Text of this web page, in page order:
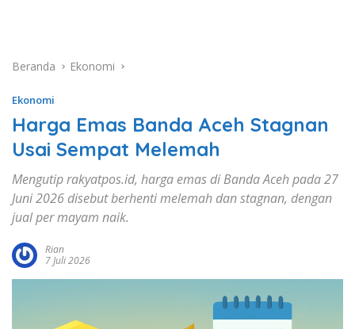
Beranda Ekonomi
Ekonomi
Harga Emas Banda Aceh Stagnan
Usai Sempat Melemah
Mengutip rakyatpos.id, harga emas di Banda Aceh pada 27
Juni 2026 disebut berhenti melemah dan stagnan, dengan
jual per mayam naik.
Rian
7 Juli 2026